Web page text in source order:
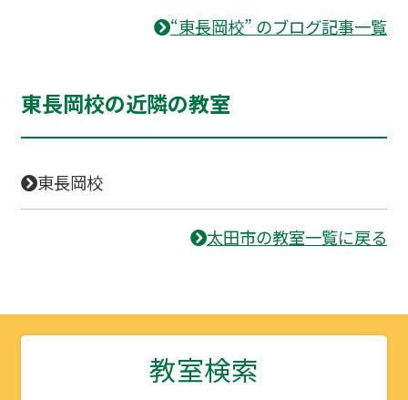
“東長岡校” のブログ記事一覧
東長岡校の近隣の教室
東長岡校
太田市の教室一覧に戻る
教室検索